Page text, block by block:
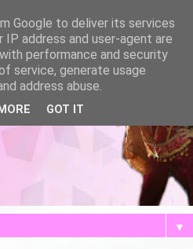
▼
Google to deliver its services
IP address and user-agent are
performance and security
service, generate usage
address abuse.
GOT IT